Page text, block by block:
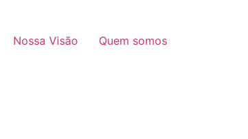
Nossa Visão Quem somos